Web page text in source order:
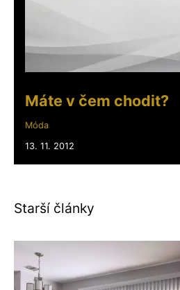
Máte v čem chodit?
Móda
13. 11. 2012
Starší články